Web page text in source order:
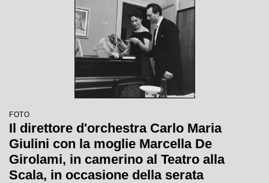
FOTO
Il direttore d'orchestra Carlo Maria
Giulini con la moglie Marcella De
Girolami, in camerino al Teatro alla
Scala, in occasione della serata